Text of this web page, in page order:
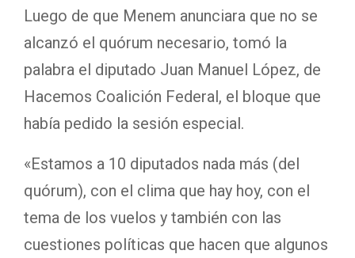
Luego de que Menem anunciara que no se
alcanzó el quórum necesario, tomó la
palabra el diputado Juan Manuel López, de
Hacemos Coalición Federal, el bloque que
había pedido la sesión especial.
«Estamos a 10 diputados nada más (del
quórum), con el clima que hay hoy, con el
tema de los vuelos y también con las
cuestiones políticas que hacen que algunos